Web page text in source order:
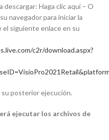
descargar: Haga clic aquí – O
navegador para iniciar la
siguiente enlace en su
c2r/download.aspx?
su posterior ejecución.
ejecutar los archivos de